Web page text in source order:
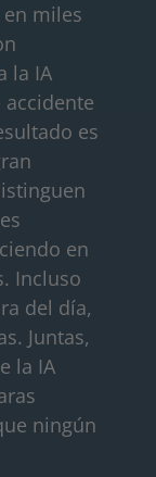
miles
la IA
es
en
Incluso
del día,
Juntas,
la IA
ningún